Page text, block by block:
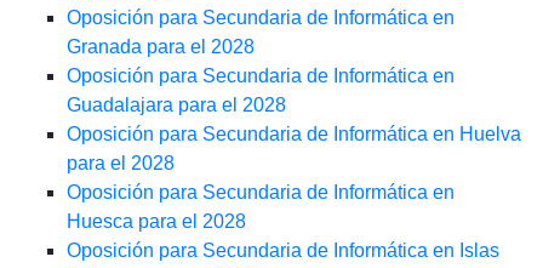
Oposición para Secundaria de Informática en
Granada para el 2028
Oposición para Secundaria de Informática en
Guadalajara para el 2028
Oposición para Secundaria de Informática en Huelva
para el 2028
Oposición para Secundaria de Informática en
Huesca para el 2028
Oposición para Secundaria de Informática en Islas